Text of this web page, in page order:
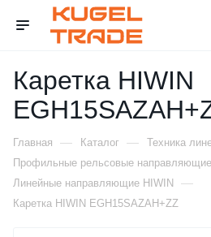
Каретка HIWIN
Главная — Каталог — Техника
Профильные рельсовые направляющие
Линейные направляющие HIWIN —
Каретка HIWIN EGH15SAZAH+ZZ